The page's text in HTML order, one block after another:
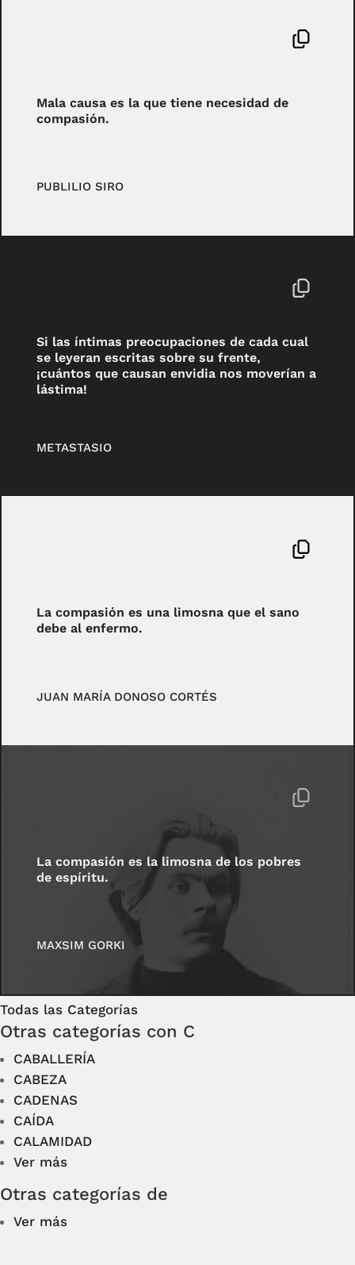
Mala causa es la que tiene necesidad de
compasión.
PUBLILIO SIRO
Si las íntimas preocupaciones de cada cual
se leyeran escritas sobre su frente,
¡cuántos que causan envidia nos moverían a
lástima!
METASTASIO
La compasión es una limosna que el sano
debe al enfermo.
JUAN MARÍA DONOSO CORTÉS
La compasión es la limosna de los pobres
de espíritu.
MAXSIM GORKI
Todas las Categorías
Otras categorías con C
CABALLERÍA
CABEZA
CADENAS
CAÍDA
CALAMIDAD
Ver más
Otras categorías de
Ver más